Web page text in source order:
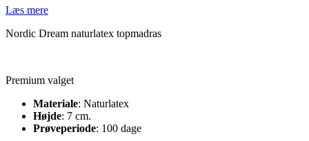
Læs mere
Nordic Dream naturlatex topmadras
Premium valget
Materiale: Naturlatex
Højde: 7 cm.
Prøveperiode: 100 dage